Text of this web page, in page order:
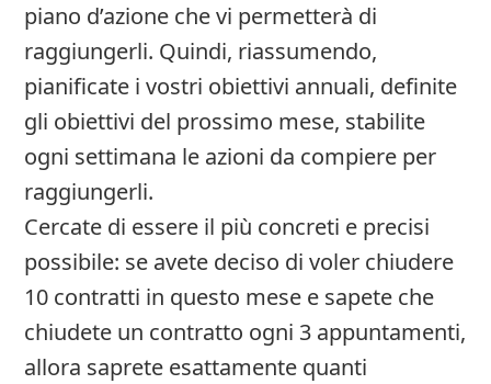
piano d’azione che vi permetterà di
raggiungerli. Quindi, riassumendo,
pianificate i vostri obiettivi annuali, definite
gli obiettivi del prossimo mese, stabilite
ogni settimana le azioni da compiere per
raggiungerli.
Cercate di essere il più concreti e precisi
possibile: se avete deciso di voler chiudere
10 contratti in questo mese e sapete che
chiudete un contratto ogni 3 appuntamenti,
allora saprete esattamente quanti